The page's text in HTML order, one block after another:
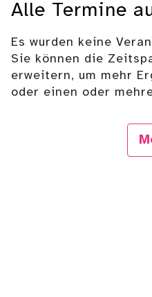
Alle Termine
Es wurden keine
Sie können die
erweitern, um mehr
oder einen oder